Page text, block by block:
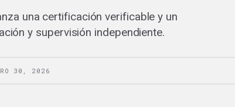
una certificación verificable y un
y supervisión independiente.
30, 2026